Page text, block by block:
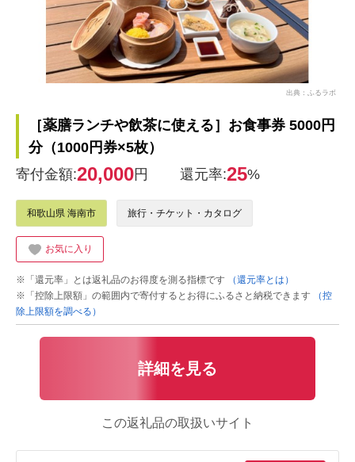
出典：ふるラボ
［薬膳ランチや飲茶に使える］お食事券 5000円
分（1000円券×5枚）
寄付金額:20,000円 還元率:25%
和歌山県 海南市 旅行・チケット・カタログ
お気に入り
※「還元率」とは返礼品のお得度を測る指標です
（還元率とは）
※「控除上限額」の範囲内で寄付するとお得にふるさと納税できます
（控
除上限額を調べる）
詳細を見る
この返礼品の取扱いサイト